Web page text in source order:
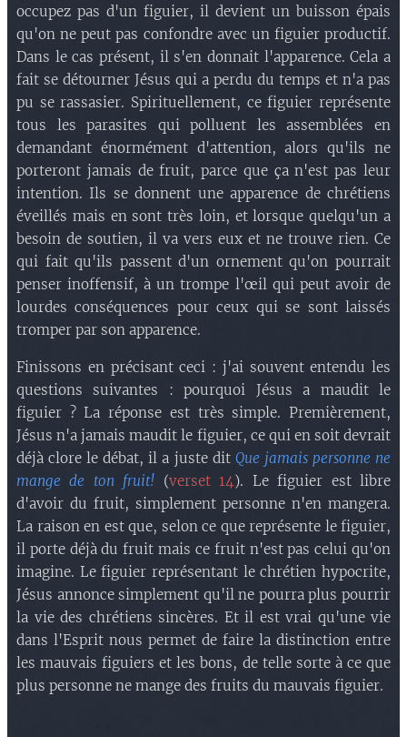
occupez pas d'un figuier, il devient un buisson épais
qu'on ne peut pas confondre avec un figuier productif.
Dans le cas présent, il s'en donnait l'apparence. Cela a
fait se détourner Jésus qui a perdu du temps et n'a pas
pu se rassasier. Spirituellement, ce figuier représente
tous les parasites qui polluent les assemblées en
demandant énormément d'attention, alors qu'ils ne
porteront jamais de fruit, parce que ça n'est pas leur
intention. Ils se donnent une apparence de chrétiens
éveillés mais en sont très loin, et lorsque quelqu'un a
besoin de soutien, il va vers eux et ne trouve rien. Ce
qui fait qu'ils passent d'un ornement qu'on pourrait
penser inoffensif, à un trompe l'œil qui peut avoir de
lourdes conséquences pour ceux qui se sont laissés
tromper par son apparence.
Finissons en précisant ceci : j'ai souvent entendu les
questions suivantes : pourquoi Jésus a maudit le
figuier ? La réponse est très simple. Premièrement,
Jésus n'a jamais maudit le figuier, ce qui en soit devrait
déjà clore le débat, il a juste dit Que jamais personne ne
mange de ton fruit! (verset 14). Le figuier est libre
d'avoir du fruit, simplement personne n'en mangera.
La raison en est que, selon ce que représente le figuier,
il porte déjà du fruit mais ce fruit n'est pas celui qu'on
imagine. Le figuier représentant le chrétien hypocrite,
Jésus annonce simplement qu'il ne pourra plus pourrir
la vie des chrétiens sincères. Et il est vrai qu'une vie
dans l'Esprit nous permet de faire la distinction entre
les mauvais figuiers et les bons, de telle sorte à ce que
plus personne ne mange des fruits du mauvais figuier.